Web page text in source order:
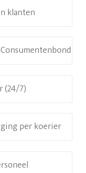
klanten
(24/7)
per koerier